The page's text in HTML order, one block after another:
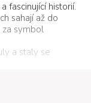
fascinující historií.
sahají až do
za symbol
a staly se